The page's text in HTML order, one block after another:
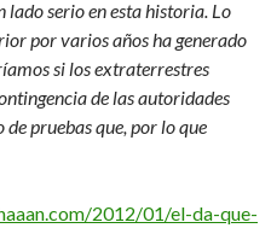
lado serio en esta historia. Lo
por varios años ha generado
si los extraterrestres
de las autoridades
de pruebas que, por lo que
2012/01/el-da-que-